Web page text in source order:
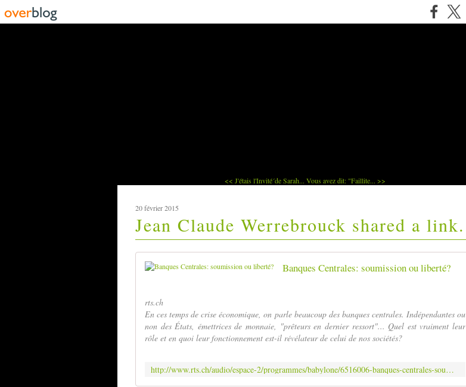
<< J'étais l'Invité´de Sarah... Vous avez dit: "Faillite... >>
20 février 2015
Jean Claude Werrebrouck shared a link.
Banques Centrales: soumission ou liberté?
rts.ch
En ces temps de crise économique, on parle beaucoup des banques centrales. Indépendantes ou
non des États, émettrices de monnaie, "prêteurs en dernier ressort"... Quel est vraiment leur
rôle et en quoi leur fonctionnement est-il révélateur de celui de nos sociétés?
http://www.rts.ch/audio/espace-2/programmes/babylone/6516006-banques-centrales-soumission-ou-liberte-18-02-2015.html